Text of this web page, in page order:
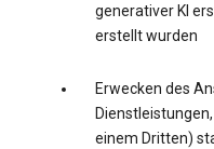
generativer KI
erstellt wurden
Erwecken des
einem Dritten)